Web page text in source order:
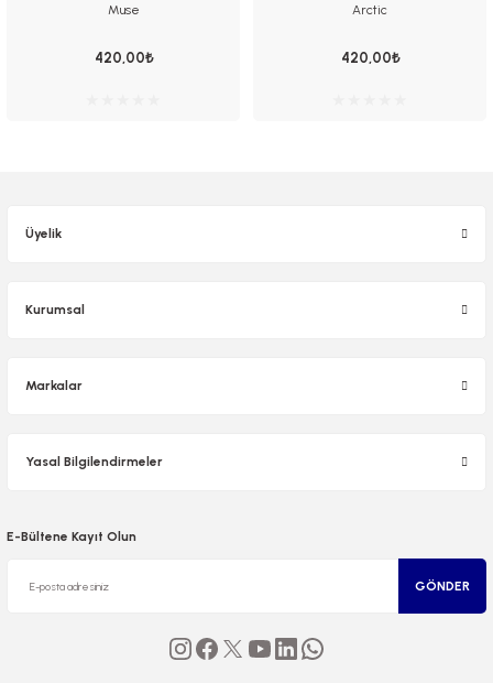
Muse
420,00₺
Arctic
420,00₺
Üyelik
Kurumsal
Markalar
Yasal Bilgilendirmeler
E-Bültene Kayıt Olun
GÖNDER